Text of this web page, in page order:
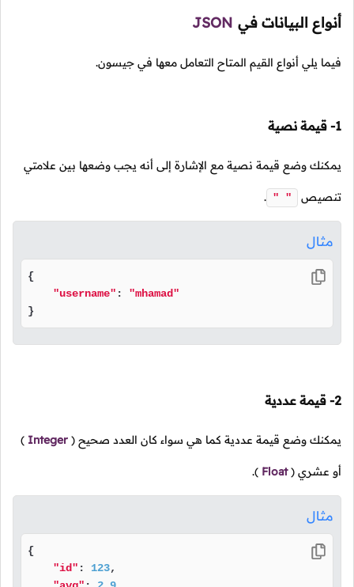
أنواع البيانات في JSON
فيما يلي أنواع القيم المتاح التعامل معها في جيسون.
1- قيمة نصية
يمكنك وضع قيمة نصية مع الإشارة إلى أنه يجب وضعها بين علامتي
تنصيص " "
.
مثال
{
"username" : "mhamad"
}
2- قيمة عددية
يمكنك وضع قيمة عددية كما هي سواء كان العدد صحيح (
Integer
)
أو عشري (
Float
).
مثال
{
"id" : 123,